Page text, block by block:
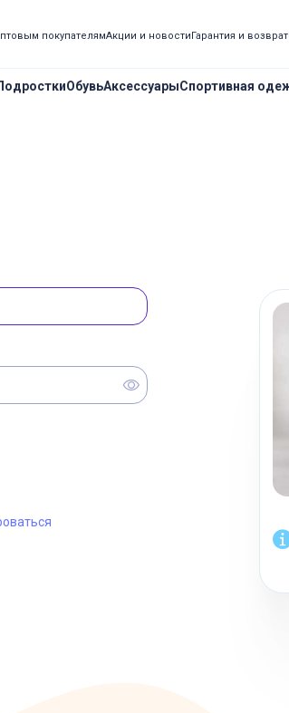
покупателямАкции и новостиГарантия и возврат
ОбувьАксессуарыСпортивная